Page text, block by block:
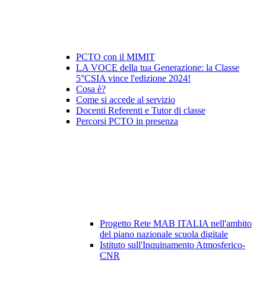
PCTO con il MIMIT
LA VOCE della tua Generazione: la Classe
5°CSIA vince l'edizione 2024!
Cosa è?
Come si accede al servizio
Docenti Referenti e Tutor di classe
Percorsi PCTO in presenza
Progetto Rete MAB ITALIA nell'ambito
del piano nazionale scuola digitale
Istituto sull'Inquinamento Atmosferico-
CNR